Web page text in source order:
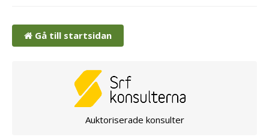
Gå till startsidan
Auktoriserade konsulter